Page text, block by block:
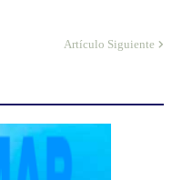
Artículo Siguiente